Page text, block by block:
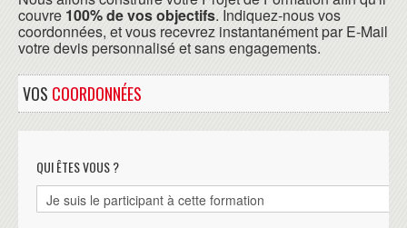
couvre 100% de vos objectifs. Indiquez-nous vos
coordonnées, et vous recevrez instantanément par E-Mail
votre devis personnalisé et sans engagements.
VOS COORDONNÉES
QUI ÊTES VOUS ?